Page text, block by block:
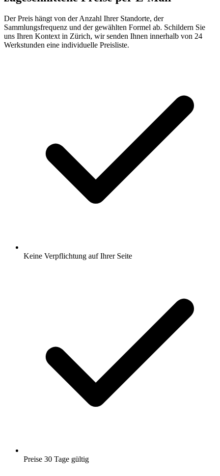
Der Preis hängt von der Anzahl Ihrer Standorte, der
Sammlungsfrequenz und der gewählten Formel ab. Schildern Sie
uns Ihren Kontext in Zürich, wir senden Ihnen innerhalb von 24
Werkstunden eine individuelle Preisliste.
Keine Verpflichtung auf Ihrer Seite
Preise 30 Tage gültig